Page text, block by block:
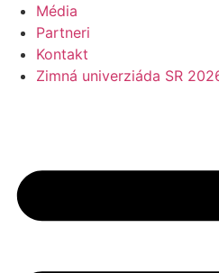
Média
Partneri
Kontakt
Zimná univerziáda SR